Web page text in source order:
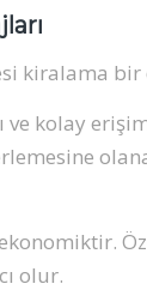
kiralama
ve kolay
olur.